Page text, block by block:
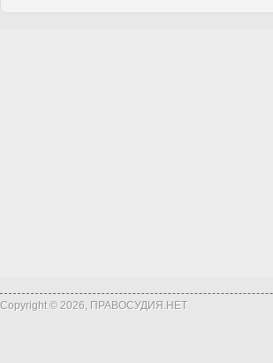
Copyright © 2026, ПРАВОСУДИЯ.НЕТ